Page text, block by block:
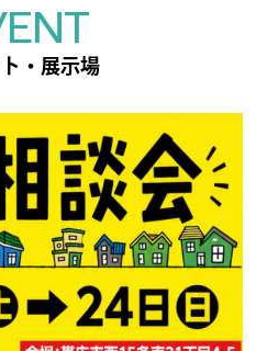
・展示場